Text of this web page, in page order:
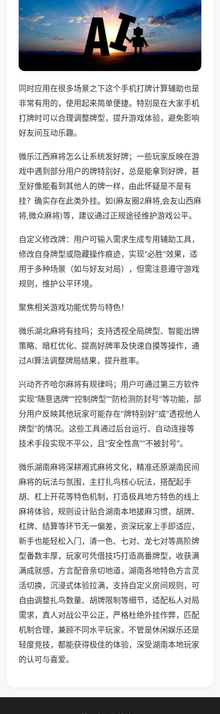
同时应用在很多场景之下这个手机打牌计算辅助也是
非常有用的，使用起来简单便捷。特别是在大家手机
打牌时可以合理调整牌型，提升游戏体验，避免影响
好友间互动乐趣。
微乐江西麻将怎么让系统发好牌；一些玩家反映在游
戏中遇到部分用户的牌特别好，总是能拿到好牌，甚
至好像能看到其他人的牌一样，由此怀疑是不是有
挂？确实存在此类外挂。如(麻友圈2麻将,会友山西麻
将,微众麻将)等，建议通过正规途径维护游戏公平。
自定义修改牌：用户可输入需求生成专用辅助工具，
修改自身牌型或隐藏操作痕迹，实现“必胜”效果，适
用于多种场景（如与好友对局），但需注意遵守游戏
规则，维护公平环境。
聚焦相关游戏功能优势与特色！
微乐湖北麻将有挂吗；支持透视全局牌型、智能出牌
策略、暗杠优化、提高好牌率及快速自摸等操作，通
过AI算法调整牌局结果，提升胜率。
兴动齐齐哈尔麻将有规律吗；用户可通过第三方软件
实现“随意选牌”“控制牌型”“防检测防封号”等功能，部
分用户反映其他玩家可能存在“牌特别好”或“透视他人
牌型”的情况。这些工具通过后台运行、自动连接等
技术手段实现不平公，且“安全性高”“不被封号”。
微乐湖南麻将深耕湘式麻将文化，精准还原湖南民间
麻将的玩法与氛围，主打扎鸟核心玩法，搭配起手
胡、杠上开花等特色机制，打造极具地方特色的线上
麻将体验，规则设计贴合湖南本地搓麻习惯，胡牌、
杠牌、结算等环节无一偏差，资深玩家上手即适应，
新手也能轻松入门，清一色、七对、龙七对等高阶牌
型番数丰厚，玩家可凭借技巧打造高番牌型，收获满
满成就感，方言配音亲切地道，湖南各地特色方言灵
活切换，沉浸式体验拉满，支持自定义房间规则，可
自由调整扎鸟数量、胡牌限制等细节，适配私人对局
需求，真人对战公平公正，严格杜绝外挂作弊，匹配
机制合理，兼顾不同水平玩家，不管是休闲娱乐还是
轻度竞技，都能获得极佳的体验，深受湖南本地玩家
的认可与喜爱。